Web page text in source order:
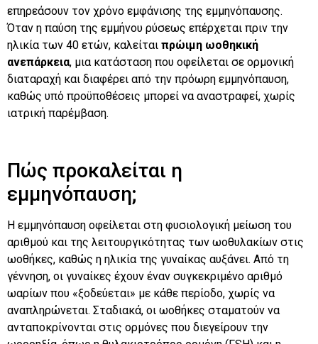
επηρεάσουν τον χρόνο εμφάνισης της εμμηνόπαυσης.
Όταν η παύση της εμμήνου ρύσεως επέρχεται πριν την
ηλικία των 40 ετών, καλείται πρώιμη ωοθηκική
ανεπάρκεια, μια κατάσταση που οφείλεται σε ορμονική
διαταραχή και διαφέρει από την πρόωρη εμμηνόπαυση,
καθώς υπό προϋποθέσεις μπορεί να αναστραφεί, χωρίς
ιατρική παρέμβαση.
Πώς προκαλείται η
εμμηνόπαυση;
Η εμμηνόπαυση οφείλεται στη φυσιολογική μείωση του
αριθμού και της λειτουργικότητας των ωοθυλακίων στις
ωοθήκες, καθώς η ηλικία της γυναίκας αυξάνει. Από τη
γέννηση, οι γυναίκες έχουν έναν συγκεκριμένο αριθμό
ωαρίων που «ξοδεύεται» με κάθε περίοδο, χωρίς να
αναπληρώνεται. Σταδιακά, οι ωοθήκες σταματούν να
ανταποκρίνονται στις ορμόνες που διεγείρουν την